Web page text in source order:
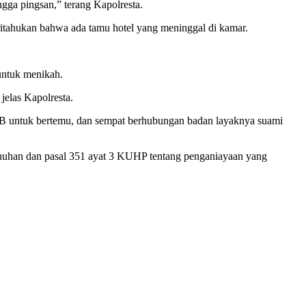
pingsan,” terang Kapolresta.
bahwa ada tamu hotel yang meninggal di kamar.
menikah.
Kapolresta.
bertemu, dan sempat berhubungan badan layaknya suami
dan pasal 351 ayat 3 KUHP tentang penganiayaan yang